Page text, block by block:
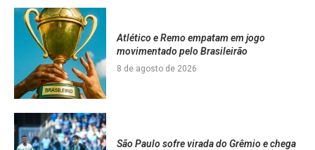
Atlético e Remo empatam em jogo
movimentado pelo Brasileirão
8 de agosto de 2026
São Paulo sofre virada do Grêmio e chega